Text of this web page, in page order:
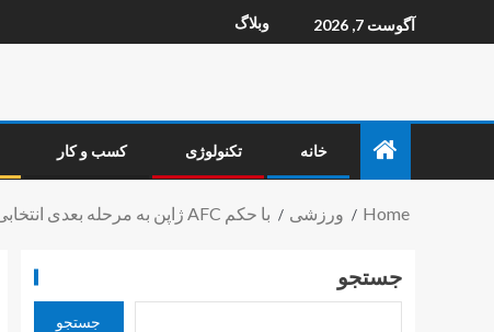
آگوست 7, 2026 وبلاگ
خانه تکنولوژی کسب و کار
Home ورزشی با حکم AFC ژاپن به مرحله بعدی انتخابی جام جهانی صعود کرد – خبردار
جستجو
جستجو